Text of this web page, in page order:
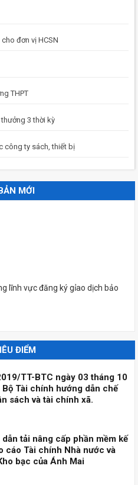
đơn vị HCSN
THPT
3 thời kỳ
công ty sách, thiết bị
MỚI
lĩnh vực đăng ký gỉao dịch bảo
trong lĩnh vực hàng không
ký (xác nhận) sử dụng mã số
định kỉnh doanh hàng hoá, dịch
dịch vụ kinh doanh có đỉều
lệ phí cấp Giấy phép thành
định nội dung tài liệu không
bản, lệ phí cấp giấy phép
kinh doanh, lệ phí đăng ký
ĐIỂM
TT-BTC ngày 03 tháng 10
Bộ Tài chính hướng dẫn chế
sách và tài chính xã.
tải nâng cấp phần mềm kế
cáo Tài chính Nhà nước và
bạc của Ánh Mai